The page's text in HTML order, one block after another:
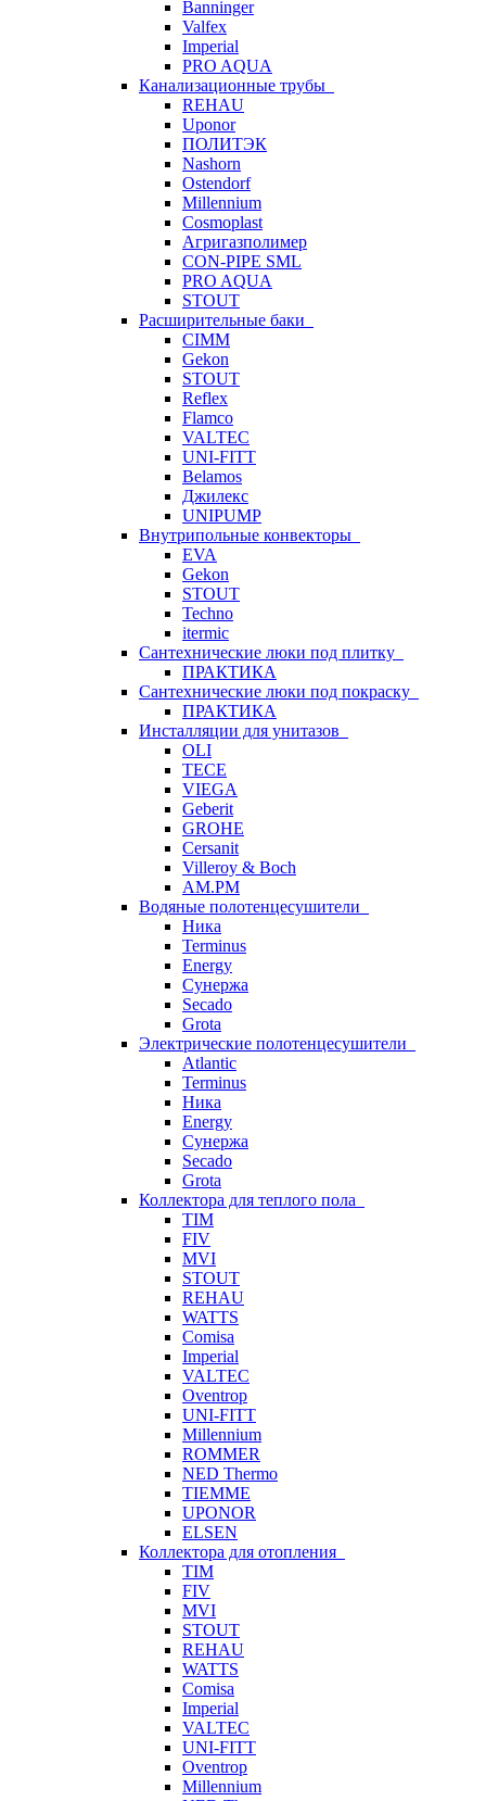
Banninger
Valfex
Imperial
PRO AQUA
Канализационные трубы
REHAU
Uponor
ПОЛИТЭК
Nashorn
Ostendorf
Millennium
Cosmoplast
Агригазполимер
CON-PIPE SML
PRO AQUA
STOUT
Расширительные баки
CIMM
Gekon
STOUT
Reflex
Flamco
VALTEC
UNI-FITT
Belamos
Джилекс
UNIPUMP
Внутрипольные конвекторы
EVA
Gekon
STOUT
Techno
itermic
Сантехнические люки под плитку
ПРАКТИКА
Сантехнические люки под покраску
ПРАКТИКА
Инсталляции для унитазов
OLI
TECE
VIEGA
Geberit
GROHE
Cersanit
Villeroy & Boch
AM.PM
Водяные полотенцесушители
Ника
Terminus
Energy
Сунержа
Secado
Grota
Электрические полотенцесушители
Atlantic
Terminus
Ника
Energy
Сунержа
Secado
Grota
Коллектора для теплого пола
TIM
FIV
MVI
STOUT
REHAU
WATTS
Comisa
Imperial
VALTEC
Oventrop
UNI-FITT
Millennium
ROMMER
NED Thermo
TIEMME
UPONOR
ELSEN
Коллектора для отопления
TIM
FIV
MVI
STOUT
REHAU
WATTS
Comisa
Imperial
VALTEC
UNI-FITT
Oventrop
Millennium